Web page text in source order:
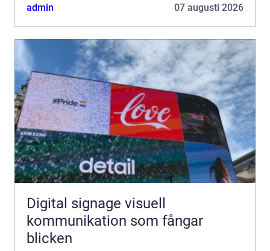
admin 07 augusti 2026
Digital signage visuell
kommunikation som fångar
blicken